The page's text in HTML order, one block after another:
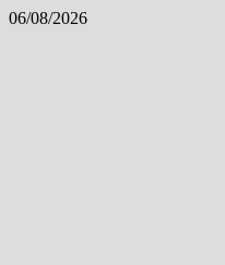
Skip
06/08/2026